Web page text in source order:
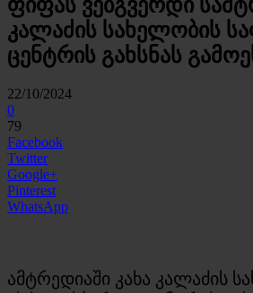
ფიფას ვებგვერდი
კალაძის სახელობის
ცენტრის გახსნას
22/10/2024
0
79
Facebook
Twitter
Google+
Pinterest
WhatsApp
ამტრედიაში კახა კალაძის